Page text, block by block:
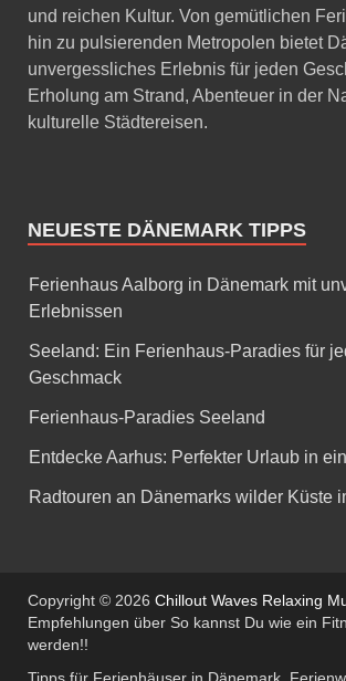
und reichen Kultur. Von gemütlichen
hin zu pulsierenden Metropolen bietet
unvergessliches Erlebnis für jeden
Erholung am Strand, Abenteuer in der
kulturelle Städtereisen.
NEUESTE DÄNEMARK TIPPS
Ferienhaus Aalborg in Dänemark mit
Erlebnissen
Seeland: Ein Ferienhaus-Paradies für
Geschmack
Ferienhaus-Paradies Seeland
Entdecke Aarhus: Perfekter Urlaub in
Radtouren an Dänemarks wilder Küste
Copyright © 2026 Chillout Waves Relaxing
Empfehlungen über So kannst Du wie ein
werden!!